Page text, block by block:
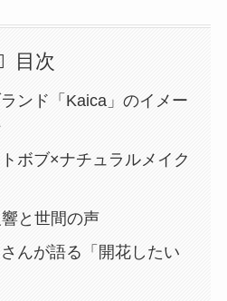
目次
ンド「Kaica」のイメー
ボブ×ナチュラルメイク
と世間の声
んが語る「開花したい